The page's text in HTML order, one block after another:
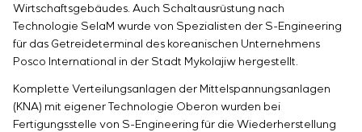
Wirtschaftsgebäudes. Auch Schaltausrüstung nach
Technologie SelaM wurde von Spezialisten der S-Engineering
für das Getreideterminal des koreanischen Unternehmens
Posco International in der Stadt Mykolajiw hergestellt.
Komplette Verteilungsanlagen der Mittelspannungsanlagen
(KNA) mit eigener Technologie Oberon wurden bei
Fertigungsstelle von S-Engineering für die Wiederherstellung